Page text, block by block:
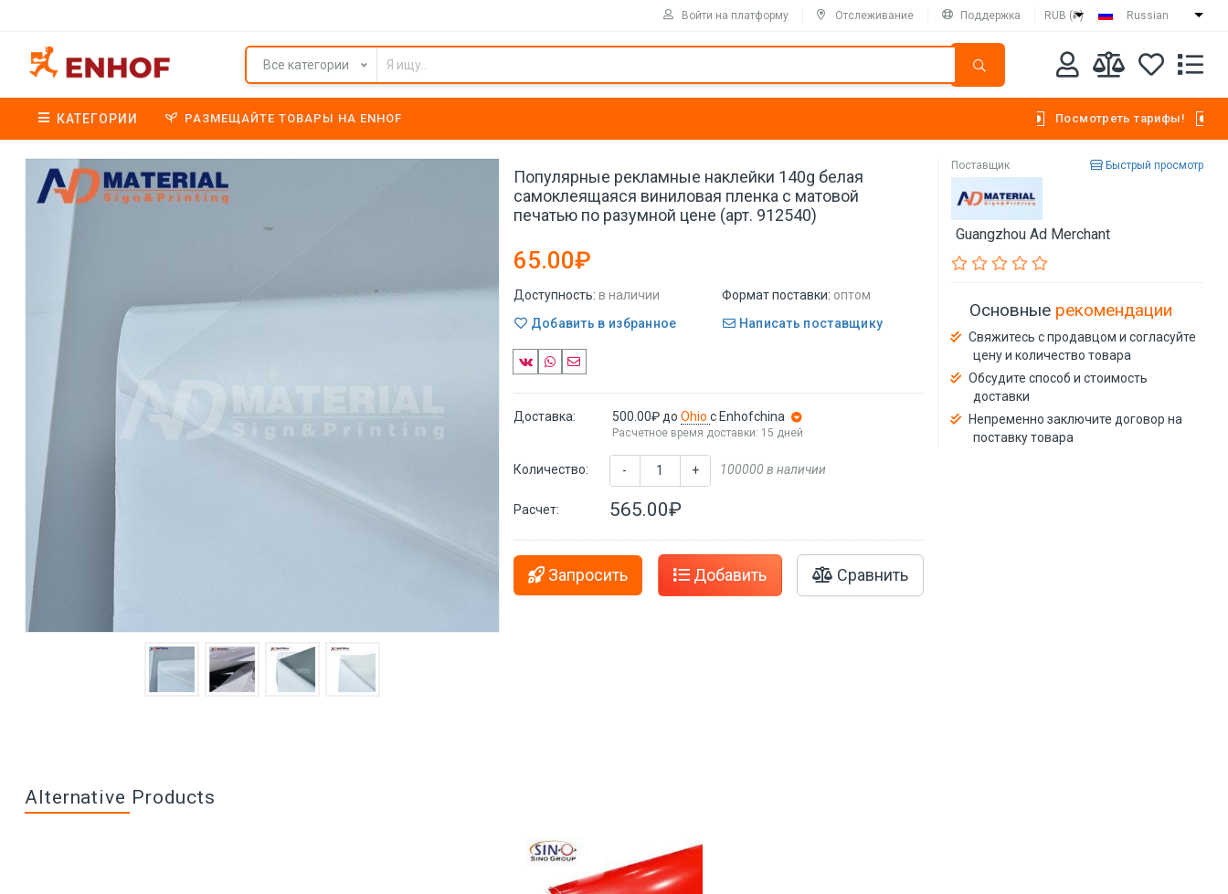
Войти на платформу Отслеживание Поддержка RUB (₽) Russian
Все категории
КАТЕГОРИИ РАЗМЕЩАЙТЕ ТОВАРЫ НА ENHOF Посмотреть тарифы!
Популярные рекламные наклейки 140g белая
самоклеящаяся виниловая пленка с матовой
печатью по разумной цене (арт. 912540)
65.00₽
Доступность: в наличии Формат поставки: оптом
Добавить в избранное
Написать поставщику
Доставка: 500.00₽ доOhioс Enhofchina
Расчетное время доставки: 15 дней
Количество: - + 100000 в наличии
Расчет: 565.00₽
Запросить Добавить Сравнить
Поставщик Быстрый просмотр
Guangzhou Ad Merchant
Основные рекомендации
Свяжитесь с продавцом и согласуйте
цену и количество товара
Обсудите способ и стоимость
доставки
Непременно заключите договор на
поставку товара
Alternative Products